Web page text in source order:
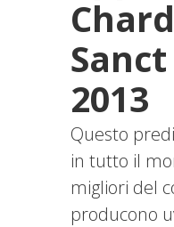
2013
Questo
in tutto il
migliori del
producono